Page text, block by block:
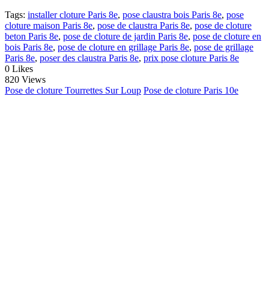
Tags: installer cloture Paris 8e, pose claustra bois Paris 8e, pose
cloture maison Paris 8e, pose de claustra Paris 8e, pose de cloture
beton Paris 8e, pose de cloture de jardin Paris 8e, pose de cloture en
bois Paris 8e, pose de cloture en grillage Paris 8e, pose de grillage
Paris 8e, poser des claustra Paris 8e, prix pose cloture Paris 8e
0 Likes
820 Views
Pose de cloture Tourrettes Sur Loup Pose de cloture Paris 10e